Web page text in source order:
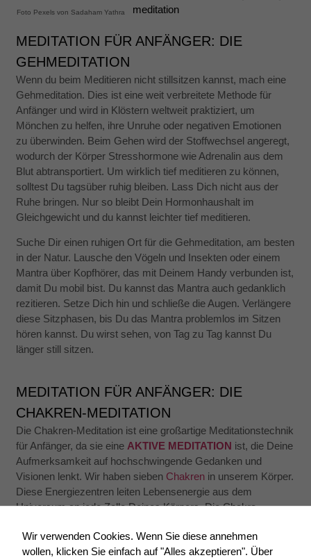
Foto Pexels von Sadaham Yathra
MEDITATION FÜR ANFÄNGER: DIE
GEHMEDITATION
Wenn du beim Meditieren nicht stillsitzen kannst, mach eine
Gehmeditation. Dies ist eine weit verbreitete Methode für
Anfänger und wird in Klöstern weltweit praktiziert, um
Mönchen zu helfen, ihre Unruhe oder negativen Emotionen
zu überwinden. Beim Gehen wird der Stoffwechsel angeregt,
wodurch der Körper Stresshormone wie Adrenalin aus dem
Blut abtransportiert. Um wirklich tief meditieren zu können,
solltest Du tagsüber ruhig bleiben. Lass Dich nicht aus der
Ruhe bringen. Nur so bleibt Dein Hormonhaushalt im
Gleichgewicht und du kannst leichter tief meditieren.
Suche Dir einen ruhigen Ort für die Gehmeditation, am besten
in der Natur. Lausche den Vögeln und Insekten oder einem
Mantra über Kopfhörer, das mit Deinem Handy verbunden ist,
damit Du mobil bist. Du kannst das Mantra auch gedanklich
rezitieren. Setze Dich hin und schließe die Augen. Verlängere
diese Sitzphasen, bis Du das Mantra problemlos im Sitzen
hören kannst. Du wirst sehen, von Tag zu Tag kannst Du
länger still sitzen.
MEDITATION FÜR ANFÄNGER: DIE
CHAKREN-MEDITATION
Die Chakren-Meditation ist eine großartige Meditationstechnik
für Anfänger, da sie eine AKTIVE MEDITATION ist, die Deine
Aufmerksamkeit auf hochschwingende Gedanken und
Visionen lenkt. Wir haben sieben Chakren in unserem Körper.
Diese Energiezentren leiten Lebensenergie aus dem
Universum an jede Zelle Deines Körpers. Die Chakra-
Blockaden, die durch Traumata verursacht wurden und den
freien Energiefluss behindern.
Wir verwenden Cookies. Wenn Sie diese annehmen
wollen, klicken Sie einfach auf "Alles akzeptieren". Über